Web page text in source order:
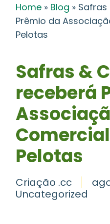
Home » Blog » Safras
Prêmio da
Pelotas
Safras &
receberá
Pelotas
Criação .cc
Uncategorized